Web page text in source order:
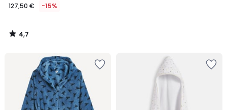
127,50 € -15%
4,7
/